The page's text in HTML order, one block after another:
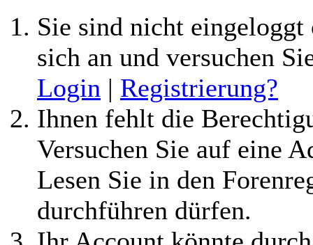
Sie sind nicht
sich an und versuchen
Login | Registrierung?
Ihnen fehlt die
Versuchen Sie auf eine
Lesen Sie in den
durchführen dürfen.